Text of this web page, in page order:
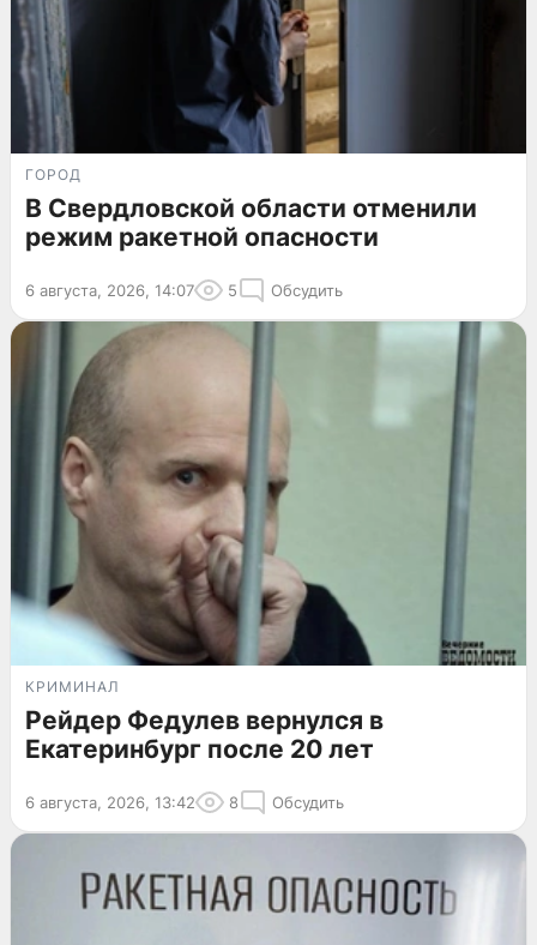
ГОРОД
В Свердловской области отменили
режим ракетной опасности
6 августа, 2026, 14:07 5 Обсудить
КРИМИНАЛ
Рейдер Федулев вернулся в
Екатеринбург после 20 лет
6 августа, 2026, 13:42 8 Обсудить